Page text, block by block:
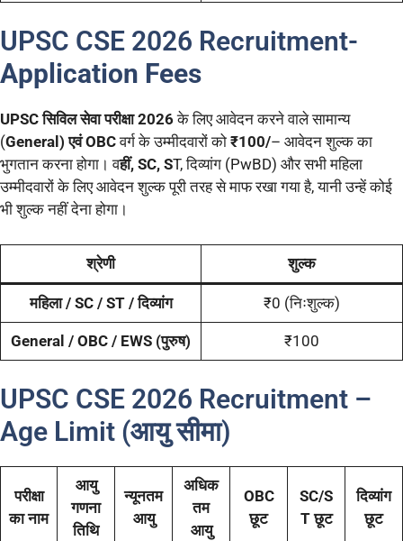
UPSC CSE 2026 Recruitment-
Application Fees
UPSC सिविल सेवा परीक्षा 2026के लिए आवेदन करने वाले सामान्य
(General) एवं OBCवर्ग के उम्मीदवारों को ₹100/– आवेदन शुल्क का
भुगतान करना होगा। वहीं, SC, ST, दिव्यांग (PwBD) और सभी महिला
उम्मीदवारों के लिए आवेदन शुल्क पूरी तरह से माफ रखा गया है, यानी उन्हें कोई
भी शुल्क नहीं देना होगा।
श्रेणी शुल्क
महिला / SC / ST / दिव्यांग ₹0 (निःशुल्क)
General / OBC / EWS (पुरुष) ₹100
UPSC CSE 2026 Recruitment –
Age Limit (आयु सीमा)
परीक्षा
का नाम
आयु
गणना
तिथि
न्यूनतम
आयु
अधिक
तम
आयु
OBC
छूट
SC/S
T छूट
दिव्यांग
छूट